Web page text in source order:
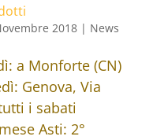
2018| News
a Monforte (CN)
Genova, Via
i sabati
Asti: 2°